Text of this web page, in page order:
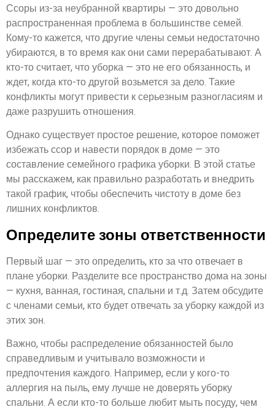
Ссоры из-за неубранной квартиры — это довольно
распространенная проблема в большинстве семей.
Кому-то кажется, что другие члены семьи недостаточно
убираются, в то время как они сами перерабатывают. А
кто-то считает, что уборка — это не его обязанность, и
ждет, когда кто-то другой возьмется за дело. Такие
конфликты могут привести к серьезным разногласиям и
даже разрушить отношения.
Однако существует простое решение, которое поможет
избежать ссор и навести порядок в доме — это
составление семейного графика уборки. В этой статье
мы расскажем, как правильно разработать и внедрить
такой график, чтобы обеспечить чистоту в доме без
лишних конфликтов.
Определите зоны ответственности
Первый шаг — это определить, кто за что отвечает в
плане уборки. Разделите все пространство дома на зоны
— кухня, ванная, гостиная, спальни и т.д. Затем обсудите
с членами семьи, кто будет отвечать за уборку каждой из
этих зон.
Важно, чтобы распределение обязанностей было
справедливым и учитывало возможности и
предпочтения каждого. Например, если у кого-то
аллергия на пыль, ему лучше не доверять уборку
спальни. А если кто-то больше любит мыть посуду, чем